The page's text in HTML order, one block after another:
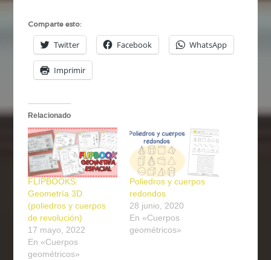
Comparte esto:
Twitter Facebook WhatsApp
Imprimir
Relacionado
FLIPBOOKS:
Geometría 3D
(poliedros y cuerpos
de revolución)
17 mayo, 2022
En «Cuerpos
geométricos»
Poliedros y cuerpos
redondos
28 junio, 2020
En «Cuerpos
geométricos»